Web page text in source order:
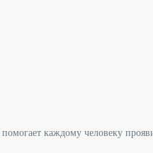
каждому человеку